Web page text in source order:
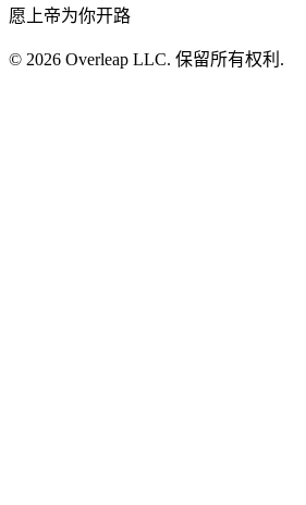
愿上帝为你开路
© 2026 Overleap LLC. 保留所有权利.